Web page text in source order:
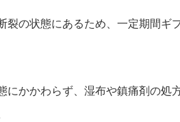
の状態にあるため、 一定期間ギ
かかわらず、湿布や鎮痛剤の処方